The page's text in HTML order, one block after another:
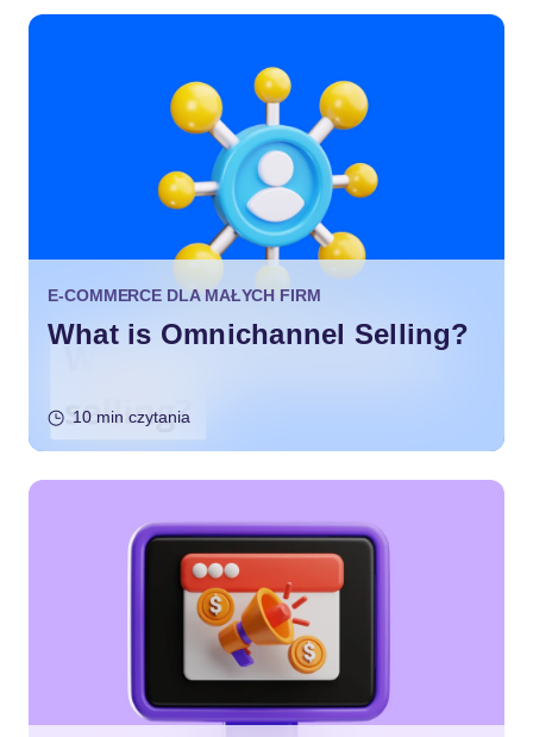
E-COMMERCE DLA MAŁYCH FIRM
What is Omnichannel Selling?
10 min czytania